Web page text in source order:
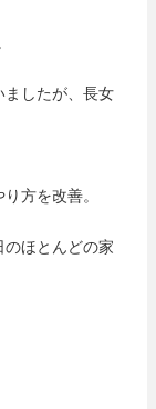
ましたが、長女
方を改善。
のほとんどの家